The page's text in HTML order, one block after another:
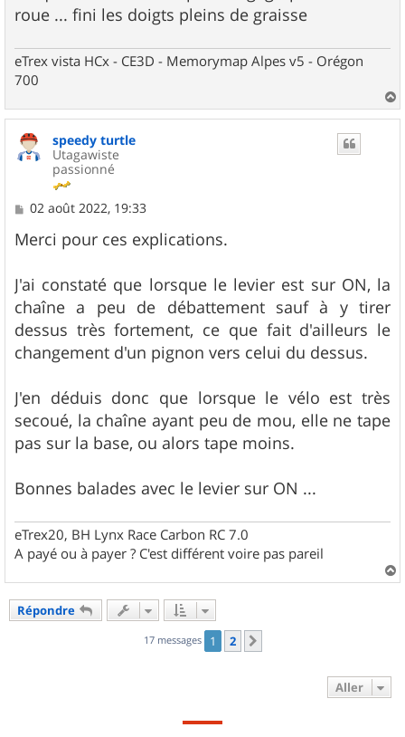
roue ... fini les doigts pleins de graisse
eTrex vista HCx - CE3D - Memorymap Alpes v5 - Orégon
700
a
speedy turtle
Utagawiste
passionné
M
s
s
g
e
02 août 2022, 19:33
Merci pour ces explications.
J'ai constaté que lorsque le levier est sur ON, la
chaîne a peu de débattement sauf à y tirer
dessus très fortement, ce que fait d'ailleurs le
changement d'un pignon vers celui du dessus.
J'en déduis donc que lorsque le vélo est très
secoué, la chaîne ayant peu de mou, elle ne tape
pas sur la base, ou alors tape moins.
Bonnes balades avec le levier sur ON ...
eTrex20, BH Lynx Race Carbon RC 7.0
A payé ou à payer ? C'est différent voire pas pareil
a
Répondre
17 messages 1 2
Aller